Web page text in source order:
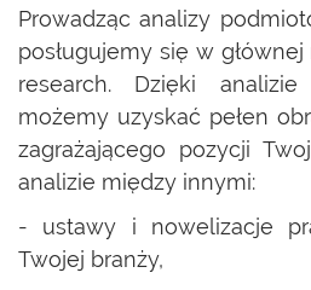
Prowadząc analizy
posługujemy się w
research. Dzięki
możemy uzyskać pełen
zagrażającego pozycji
analizie między innymi:
- ustawy i nowelizacje
Twojej branży,